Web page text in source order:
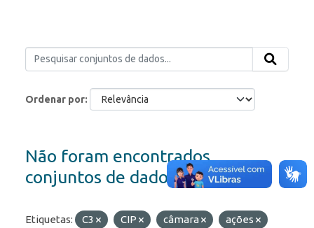
Ordenar por
Não foram encontrados
conjuntos de dados
Etiquetas: C3 CIP câmara
ações